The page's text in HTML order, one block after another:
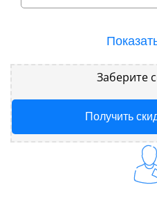
Заберите
Получить